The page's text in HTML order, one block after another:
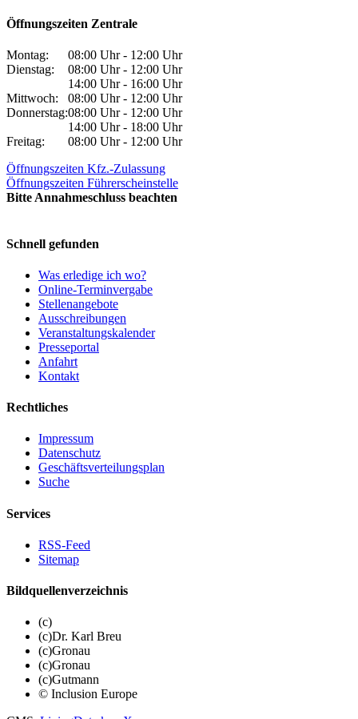
Öffnungszeiten Zentrale
Montag:
08:00 Uhr - 12:00 Uhr
Dienstag:
08:00 Uhr - 12:00 Uhr
14:00 Uhr - 16:00 Uhr
Mittwoch:
08:00 Uhr - 12:00 Uhr
Donnerstag:08:00 Uhr - 12:00 Uhr
14:00 Uhr - 18:00 Uhr
Freitag:
08:00 Uhr - 12:00 Uhr
Öffnungszeiten Kfz.-Zulassung
Öffnungszeiten Führerscheinstelle
Bitte Annahmeschluss beachten
Schnell gefunden
Was erledige ich wo?
Online-Terminvergabe
Stellenangebote
Ausschreibungen
Veranstaltungskalender
Presseportal
Anfahrt
Kontakt
Rechtliches
Impressum
Datenschutz
Geschäftsverteilungsplan
Suche
Services
RSS-Feed
Sitemap
Bildquellenverzeichnis
(c)
(c)Dr. Karl Breu
(c)Gronau
(c)Gronau
(c)Gutmann
© Inclusion Europe